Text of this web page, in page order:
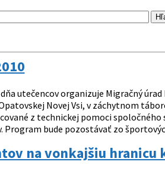
utečencov organizuje Migračný úrad
Novej Vsi, v záchytnom
z technickej pomoci
Program bude pozostávať zo
na vonkajšiu hranicu